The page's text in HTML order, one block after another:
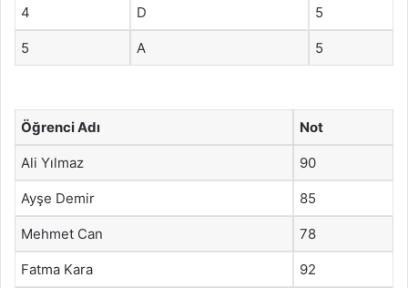
4 D 5
5 A 5
Öğrenci Adı Not
Ali Yılmaz 90
Ayşe Demir 85
Mehmet Can 78
Fatma Kara 92